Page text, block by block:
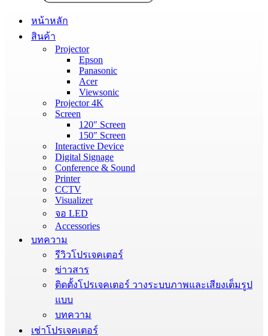
search
หน้าหลัก
สินค้า
Projector
Epson
Panasonic
Acer
Viewsonic
Projector 4K
Screen
120″ Screen
150″ Screen
Interactive Device
Digital Signage
Conference & Sound
Printer
CCTV
Visualizer
จอ LED
Accessories
บทความ
รีวิวโปรเจคเตอร์
ข่าวสาร
ติดตั้งโปรเจคเตอร์ วางระบบภาพและเสียงเต็มรูป
แบบ
บทความ
เช่าโปรเจคเตอร์